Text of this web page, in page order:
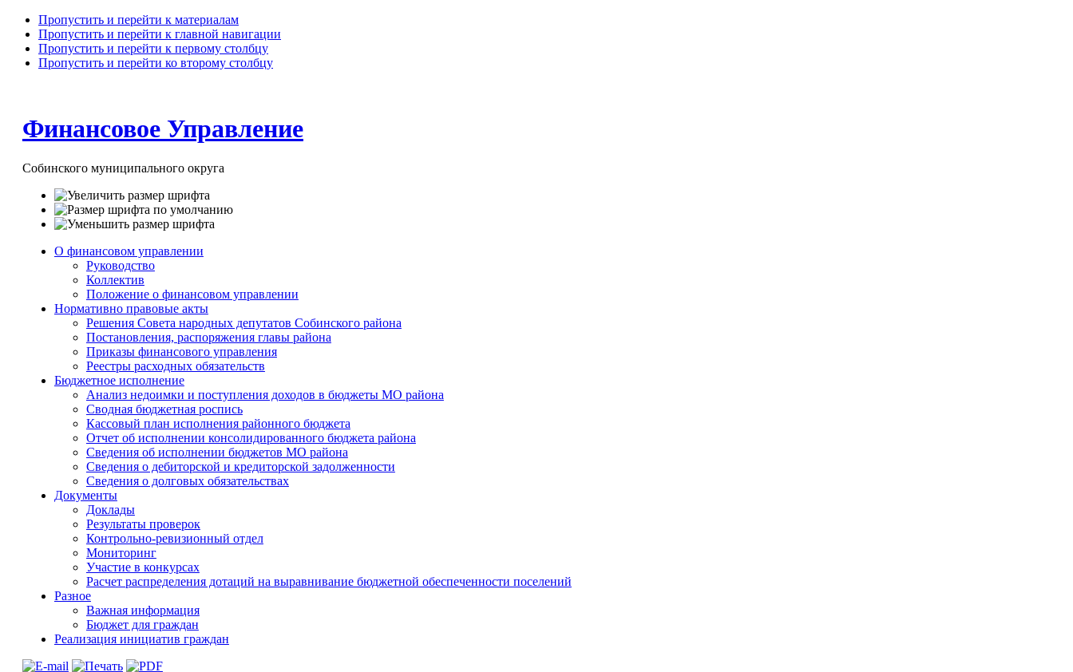
Пропустить и перейти к материалам
Пропустить и перейти к главной навигации
Пропустить и перейти к первому столбцу
Пропустить и перейти ко второму столбцу
Финансовое Управление
Собинского муниципального округа
О финансовом управлении
Руководство
Коллектив
Положение о финансовом управлении
Нормативно правовые акты
Решения Совета народных депутатов Собинского района
Постановления, распоряжения главы района
Приказы финансового управления
Реестры расходных обязательств
Бюджетное исполнение
Анализ недоимки и поступления доходов в бюджеты МО района
Сводная бюджетная роспись
Кассовый план исполнения районного бюджета
Отчет об исполнении консолидированного бюджета района
Сведения об исполнении бюджетов МО района
Сведения о дебиторской и кредиторской задолженности
Сведения о долговых обязательствах
Документы
Доклады
Результаты проверок
Контрольно-ревизионный отдел
Мониторинг
Участие в конкурсах
Расчет распределения дотаций на выравнивание бюджетной обеспеченности поселений
Разное
Важная информация
Бюджет для граждан
Реализация инициатив граждан